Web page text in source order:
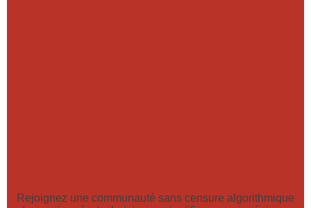
Rejoignez une communauté sans censure algorithmique